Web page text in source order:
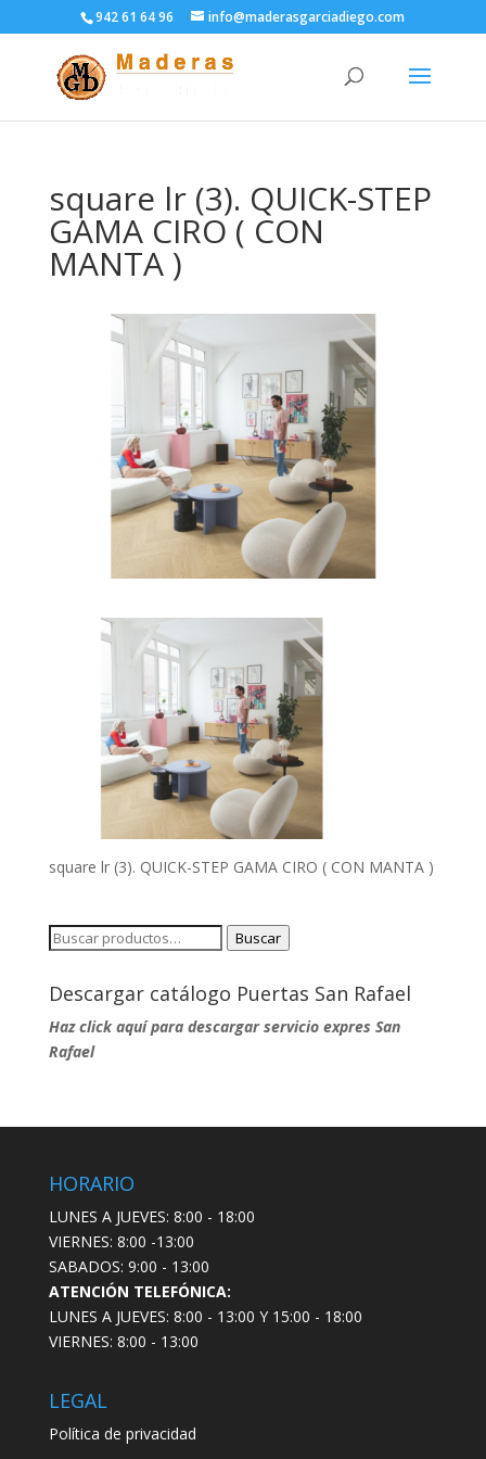
942 61 64 96 info@maderasgarciadiego.com
square lr (3). QUICK-STEP
GAMA CIRO ( CON
MANTA )
square lr (3). QUICK-STEP GAMA CIRO ( CON MANTA )
Buscar
Buscar
Descargar catálogo Puertas San Rafael
Haz click aquí para descargar servicio expres San
Rafael
HORARIO
LUNES A JUEVES: 8:00 - 18:00
VIERNES: 8:00 -13:00
SABADOS: 9:00 - 13:00
ATENCIÓN TELEFÓNICA:
LUNES A JUEVES: 8:00 - 13:00 Y 15:00 - 18:00
VIERNES: 8:00 - 13:00
LEGAL
Política de privacidad